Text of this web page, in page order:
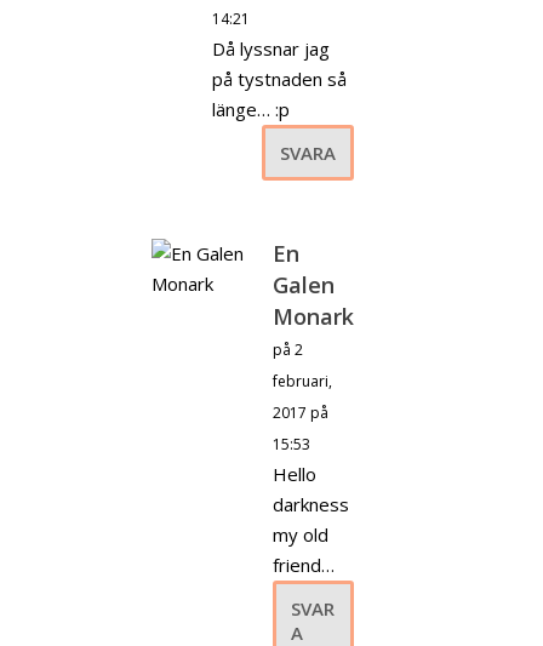
14:21
Då lyssnar jag
på tystnaden så
länge… :p
SVARA
En
Galen
Monark
på 2
februari,
2017 på
15:53
Hello
darkness
my old
friend…
SVAR
A